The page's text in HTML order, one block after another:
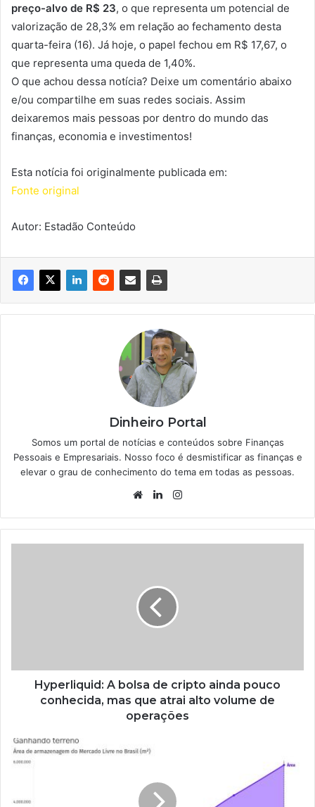
preço-alvo de R$ 23, o que representa um potencial de
valorização de 28,3% em relação ao fechamento desta
quarta-feira (16). Já hoje, o papel fechou em R$ 17,67, o
que representa uma queda de 1,40%.
O que achou dessa notícia? Deixe um comentário abaixo
e/ou compartilhe em suas redes sociais. Assim
deixaremos mais pessoas por dentro do mundo das
finanças, economia e investimentos!
Esta notícia foi originalmente publicada em:
Fonte original
Autor: Estadão Conteúdo
Dinheiro Portal
Somos um portal de notícias e conteúdos sobre Finanças
Pessoais e Empresariais. Nosso foco é desmistificar as finanças e
elevar o grau de conhecimento do tema em todas as pessoas.
WebsiteLinkedin
Hyperliquid: A bolsa de cripto ainda pouco
conhecida, mas que atrai alto volume de
operações